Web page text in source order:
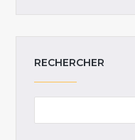
RECHERCHER